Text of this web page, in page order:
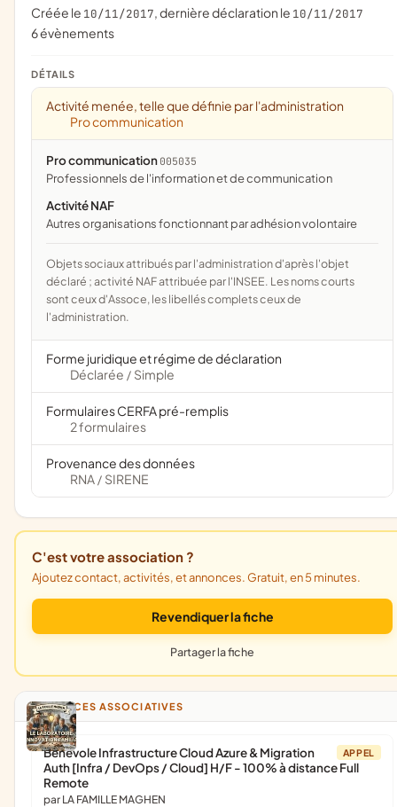
Créée le 10/11/2017, dernière déclaration le 10/11/2017
6 évènements
DÉTAILS
Activité menée, telle que définie par l'administration
Pro communication
Pro communication 005035
professionnels de l'information et de communication
Activité NAF
Autres organisations fonctionnant par adhésion volontaire
Objets sociaux attribués par l'administration d'après l'objet
déclaré ; activité NAF attribuée par l'INSEE. Les noms courts
sont ceux d'Assoce, les libellés complets ceux de
l'administration.
Forme juridique et régime de déclaration
Déclarée / Simple
Formulaires CERFA pré-remplis
2 formulaires
Provenance des données
RNA / SIRENE
C'est votre association ?
Ajoutez contact, activités, et annonces. Gratuit, en 5 minutes.
Revendiquer la fiche
Partager la fiche
ANNONCES ASSOCIATIVES
APPEL
Bénévole Infrastructure Cloud Azure & Migration
Auth [Infra / DevOps / Cloud] H/F - 100% à distance Full
Remote
par LA FAMILLE MAGHEN